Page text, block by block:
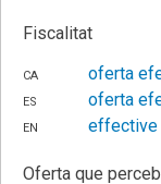
Fiscalitat
ca
oferta
es
oferta
en
effective
Oferta que